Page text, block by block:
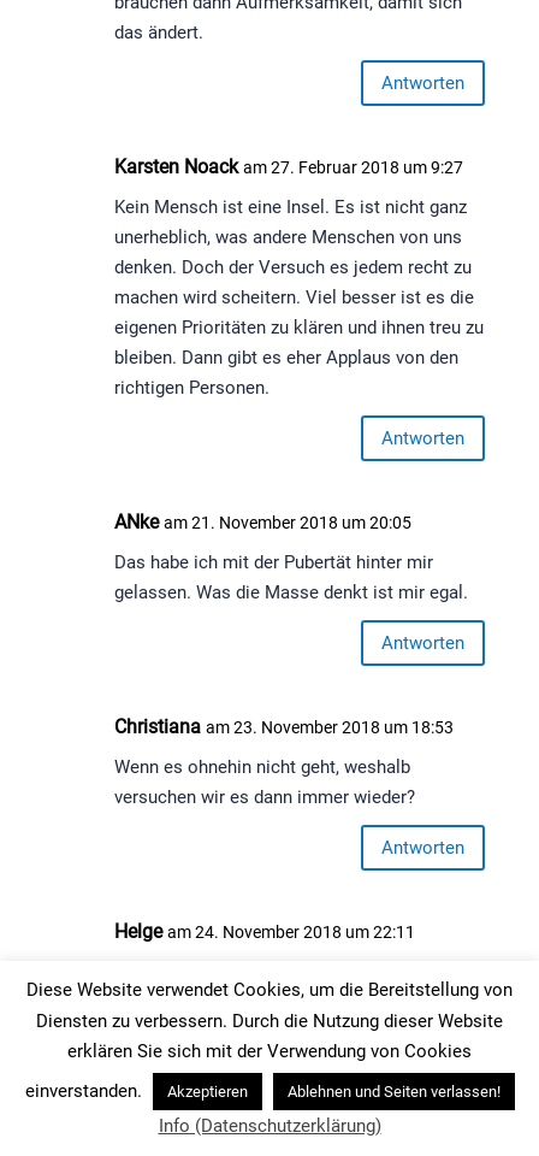
das ändert.
Antworten
Karsten Noack am 27. Februar 2018 um 9:27
Kein Mensch ist eine Insel. Es ist nicht ganz
unerheblich, was andere Menschen von uns
denken. Doch der Versuch es jedem recht zu
machen wird scheitern. Viel besser ist es die
eigenen Prioritäten zu klären und ihnen treu zu
bleiben. Dann gibt es eher Applaus von den
richtigen Personen.
Antworten
ANke am 21. November 2018 um 20:05
Das habe ich mit der Pubertät hinter mir
gelassen. Was die Masse denkt ist mir egal.
Antworten
Christiana am 23. November 2018 um 18:53
Wenn es ohnehin nicht geht, weshalb
versuchen wir es dann immer wieder?
Antworten
Helge am 24. November 2018 um 22:11
Antworten
Helmut Engelbach
am 4. Dezember 2018 um
Diese Website verwendet Cookies, um die Bereitstellung von
Diensten zu verbessern. Durch die Nutzung dieser Website
erklären Sie sich mit der Verwendung von Cookies
einverstanden.
Akzeptieren Ablehnen und Seiten verlassen!
Info (Datenschutzerklärung)